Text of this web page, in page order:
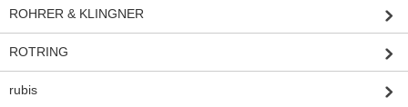
ROHRER & KLINGNER
ROTRING
rubis